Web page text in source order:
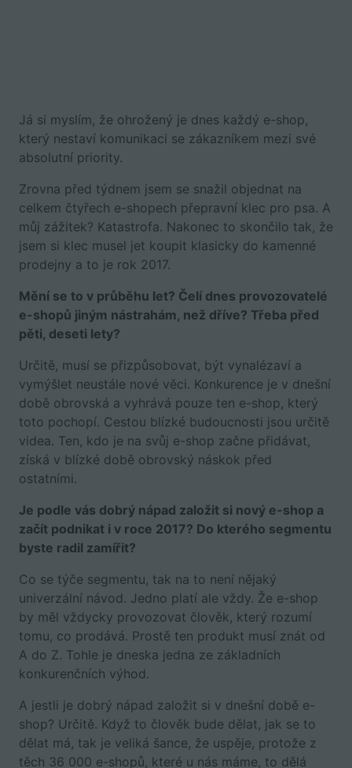
Já si myslím, že ohrožený je dnes každý e-shop,
který nestaví komunikaci se zákazníkem mezi své
absolutní priority.
Zrovna před týdnem jsem se snažil objednat na
celkem čtyřech e-shopech přepravní klec pro psa. A
můj zážitek? Katastrofa. Nakonec to skončilo tak, že
jsem si klec musel jet koupit klasicky do kamenné
prodejny a to je rok 2017.
Mění se to v průběhu let? Čelí dnes provozovatelé
e-shopů jiným nástrahám, než dříve? Třeba před
pěti, deseti lety?
Určitě, musí se přizpůsobovat, být vynalézaví a
vymýšlet neustále nové věci. Konkurence je v dnešní
době obrovská a vyhrává pouze ten e-shop, který
toto pochopí. Cestou blízké budoucnosti jsou určitě
videa. Ten, kdo je na svůj e-shop začne přidávat,
získá v blízké době obrovský náskok před
ostatními.
Je podle vás dobrý nápad založit si nový e-shop a
začít podnikat i v roce 2017? Do kterého segmentu
byste radil zamířit?
Co se týče segmentu, tak na to není nějaký
univerzální návod. Jedno platí ale vždy. Že e-shop
by měl vždycky provozovat člověk, který rozumí
tomu, co prodává. Prostě ten produkt musí znát od
A do Z. Tohle je dneska jedna ze základních
konkurenčních výhod.
A jestli je dobrý nápad založit si v dnešní době e-
shop? Určitě. Když to člověk bude dělat, jak se to
dělat má, tak je veliká šance, že uspěje, protože z
těch 36 000 e-shopů, které u nás máme, to dělá